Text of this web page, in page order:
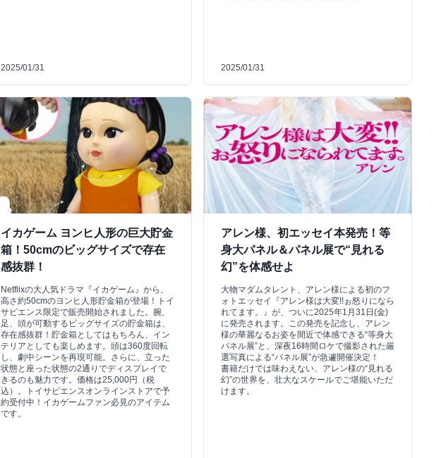
2025/01/31 2025/01/31
イカゲーム ヨンヒ人形の巨大貯金
箱！50cmのビッグサイズで存在
感抜群！
Netflixの大人気ドラマ『イカゲーム』から、
高さ約50cmのヨンヒ人形貯金箱が登場！トイ
サピエンス限定で販売開始されました。腕、
足、頭が可動するビッグサイズの貯金箱は、
存在感抜群！貯金箱としてはもちろん、イン
テリアとしても楽しめます。頭は360度回転
し、劇中シーンを再現可能。さらに、立った
状態と座った状態の2通りでディスプレイで
きるのも魅力です。価格は25,000円（税
込）。トイサピエンスオンラインストアで予
約受付中！イカゲームファン必見のアイテム
です。
アレン様、初エッセイ本発売！等
身大パネル＆パネル展で“見れる
幻”を体感せよ
大物マダムタレント、アレン様による初のフ
ォトエッセイ『アレン様は大変!!ぉ怒りになら
れてます。』が、ついに2025年1月31日(金)
に発売されます。この発売を記念し、アレン
様の華麗なるお姿を間近で体感できる“等身大
パネル展”と、深夜16時間ロケで撮影された厳
選写真による“パネル展”が急遽開催決定！
書籍だけでは味わえない、アレン様の“見れる
幻”の世界を、壮大なスケールでご堪能いただ
けます。